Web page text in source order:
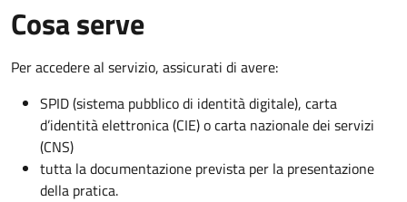
Cosa serve
Per accedere al servizio, assicurati di avere:
SPID (sistema pubblico di identità digitale), carta
d’identità elettronica (CIE) o carta nazionale dei servizi
(CNS)
tutta la documentazione prevista per la presentazione
della pratica.